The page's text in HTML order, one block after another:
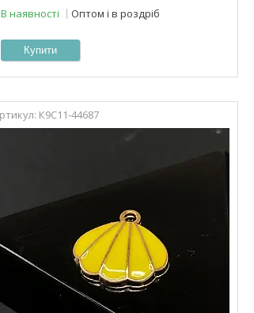
В наявності Оптом і в роздріб
Купити
К9С11-44687